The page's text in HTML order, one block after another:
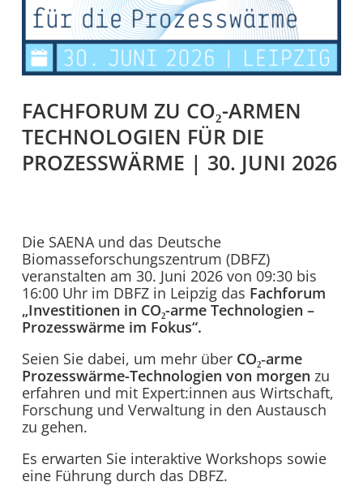
FACHFORUM ZU CO₂-ARMEN
TECHNOLOGIEN FÜR DIE
PROZESSWÄRME | 30. JUNI 2026
Die SAENA und das Deutsche
Biomasseforschungszentrum (DBFZ)
veranstalten am 30. Juni 2026 von 09:30 bis
16:00 Uhr im DBFZ in Leipzig das Fachforum
„Investitionen in CO₂-arme Technologien –
Prozesswärme im Fokus“.
Seien Sie dabei, um mehr über CO₂‑arme
Prozesswärme-Technologien von morgen zu
erfahren und mit Expert:innen aus Wirtschaft,
Forschung und Verwaltung in den Austausch
zu gehen.
Es erwarten Sie interaktive Workshops sowie
eine Führung durch das DBFZ.